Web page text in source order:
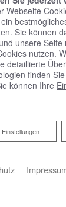
&
Webseite
Sie können
unsere Seite
nutzen.
detaillierte
finden
können Ihre
Einstellungen